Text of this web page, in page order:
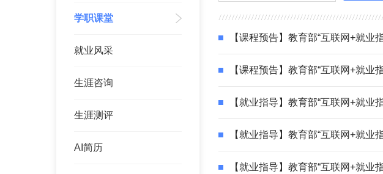
学职课堂
就业风采
生涯咨询
生涯测评
AI简历
【课程预告】教育部“互联网+就业
【课程预告】教育部“互联网+就
【就业指导】教育部“互联网+就业
【就业指导】教育部“互联网+就
【就业指导】教育部“互联网+就